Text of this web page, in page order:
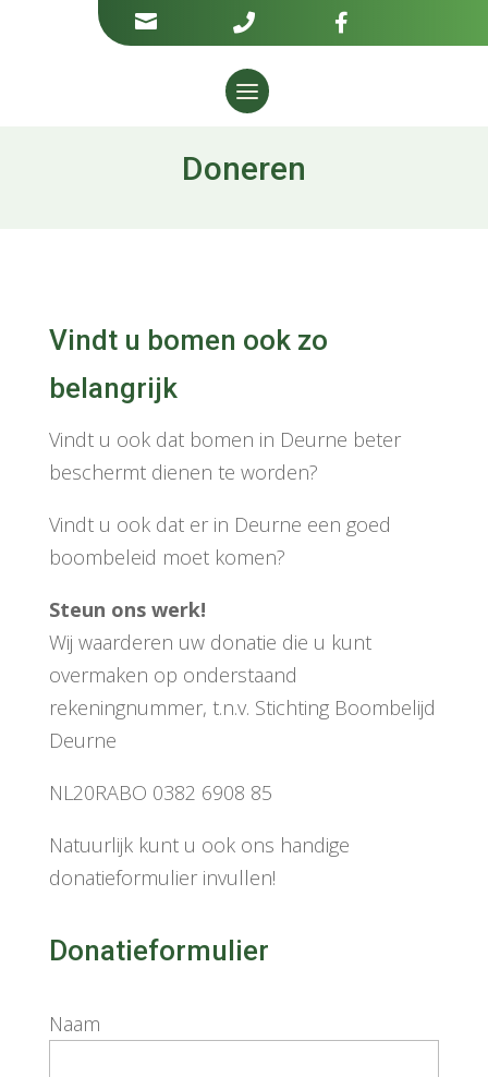
  
Doneren
Vindt u bomen ook zo
belangrijk
Vindt u ook dat bomen in Deurne beter
beschermt dienen te worden?
Vindt u ook dat er in Deurne een goed
boombeleid moet komen?
Steun ons werk!
Wij waarderen uw donatie die u kunt
overmaken op onderstaand
rekeningnummer, t.n.v. Stichting Boombelijd
Deurne
NL20RABO 0382 6908 85
Natuurlijk kunt u ook ons handige
donatieformulier invullen!
Donatieformulier
Naam